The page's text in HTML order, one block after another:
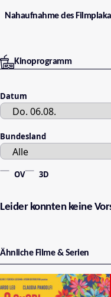
Nahaufnahme des
Kinoprogramm
Datum
Bundesland
OV 3D
Leider konnten keine
Ähnliche Filme & Serien